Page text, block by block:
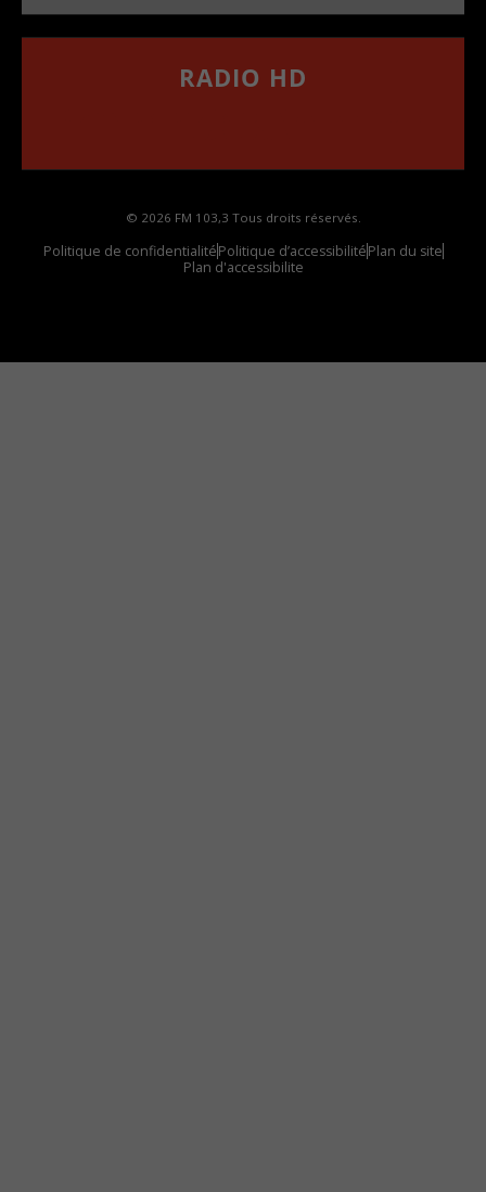
RADIO HD
© 2026 FM 103,3 Tous droits réservés.
Politique de confidentialitéPolitique d’accessibilitéPlan du site
Plan d'accessibilite